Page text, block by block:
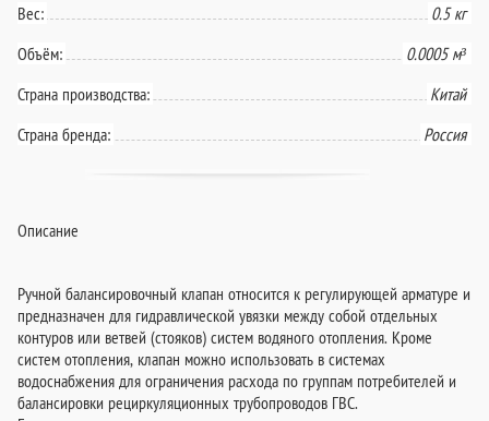
Вес:
0.5 кг
Объём:
0.0005 м³
Страна производства:
Китай
Страна бренда:
Россия
Описание
Ручной балансировочный клапан относится к регулирующей арматуре и
предназначен для гидравлической увязки между собой отдельных
контуров или ветвей (стояков) систем водяного отопления. Кроме
систем отопления, клапан можно использовать в системах
водоснабжения для ограничения расхода по группам потребителей и
балансировки рециркуляционных трубопроводов ГВС.